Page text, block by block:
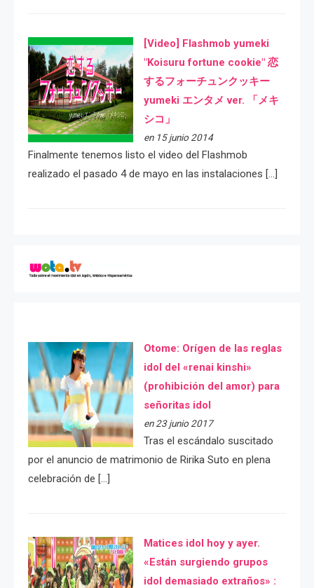
[Video] Flashmob yumeki
"Koisuru fortune cookie" 恋
するフォーチュンクッキー
yumeki エンタメ ver. 「メキ
シコ」
en 15 junio 2014
Finalmente tenemos listo el video del Flashmob
realizado el pasado 4 de mayo en las instalaciones […]
Otome: Orígen de las reglas
idol del «renai kinshi»
(prohibición del amor) para
señoritas idol
en 23 junio 2017
Tras el escándalo suscitado
por el anuncio de matrimonio de Ririka Suto en plena
celebración de […]
Matices idol hoy y ayer.
«Están surgiendo grupos
idol demasiado extraños» :